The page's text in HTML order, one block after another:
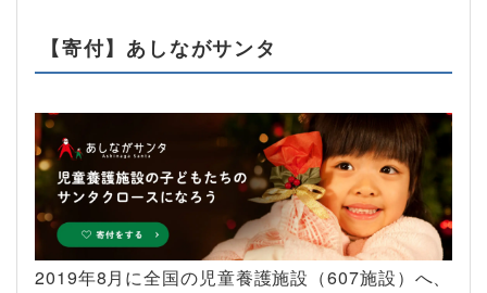
【寄付】あしながサンタ
2019年8月に全国の児童養護施設（607施設）へ、